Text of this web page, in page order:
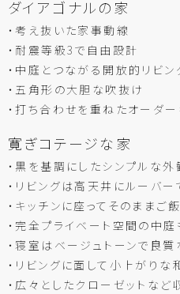
ダイアゴナルの家
・考え抜いた家事動線
・耐震等級3で自由設計
・中庭とつながる開放的リビン
・五角形の大胆な吹抜け
・打ち合わせを重ねたオーダー
寛ぎコテージな家
・黒を基調にしたシンプルな外
・リビングは高天井にルーバー
・キッチンに座ってそのままご
・完全プライベート空間の中庭
・寝室はベージュトーンで良
・リビングに面して小上がりな
・広々としたクローゼットなど